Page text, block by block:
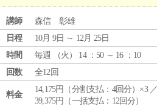
講師
森信 彰雄
日程
10月 9日 ～ 12月 25日
時間
毎週 （火 ） 14 ：50 ～ 16 ：10
回数
全12回
料金
14,175円（分割支払：4回分）×3
39,375円（一括支払：12回分）